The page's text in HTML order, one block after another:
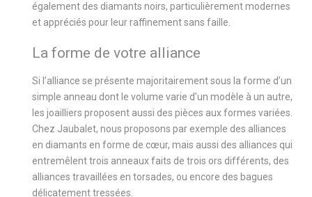
également des diamants noirs, particulièrement modernes
et appréciés pour leur raffinement sans faille.
La forme de votre alliance
Si l’alliance se présente majoritairement sous la forme d’un
simple anneau dont le volume varie d’un modèle à un autre,
les joailliers proposent aussi des pièces aux formes variées.
Chez Jaubalet, nous proposons par exemple des alliances
en diamants en forme de cœur, mais aussi des alliances qui
entremêlent trois anneaux faits de trois ors différents, des
alliances travaillées en torsades, ou encore des bagues
délicatement tressées.